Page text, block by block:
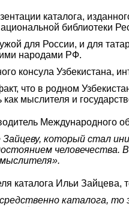
каталога,
библиотеки
для России, и для
народами РФ.
консула Узбекистана,
что в родном
как мыслителя и
Международного
Зайцеву, который стал
мыслителя».
каталога Ильи Зайцева,
каталога,